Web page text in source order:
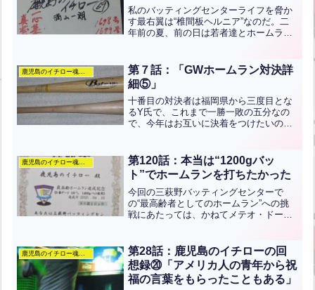
私のバッティングセンターライフを脅か
す最右翼は“椎間板ヘルニア”なのだ。二
年前の夏、前の日は若者達とホームラン
来なくなっていた。四つん這いで車のと
ころまで行き、なんとか...全文はクリッ
ク
鹿児島のイチロー魂のぶろぐ
第７話：「GWホームラン対決詳
細⑤」
十番目の対決者は福岡県から三度目とな
るY氏で、これまで一勝一敗の五分なの
で、今年はお互いに決着をつけたいの
打っておきたいと思った。7球目と8球目
が大きな連続ホームラン...全文はクリッ
ク
鹿児島のイチロー魂のぶろぐ
第120話：本当は“1200gバッ
ト”でホームランを打ちたかった
今回の三萩野バッティングセンターで
の“最高齢者としてのホームラン”への挑
戦にあたっては、かねてメテオ・ドーム
徹夜走りの疲れがあったらしくバットコ
ントロールが思う...全文はクリック
第28話：鹿児島のイチローの回
想録⑳「アメリカ人の青年から祝
福の言葉をもらったこともある」